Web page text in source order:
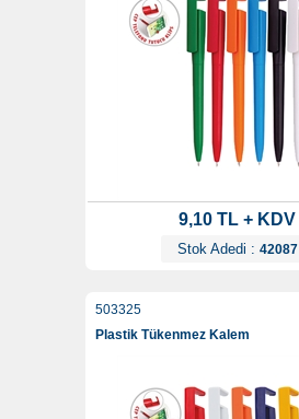
9,10 TL + KDV
Stok Adedi : 42087
503325
Plastik Tükenmez Kalem